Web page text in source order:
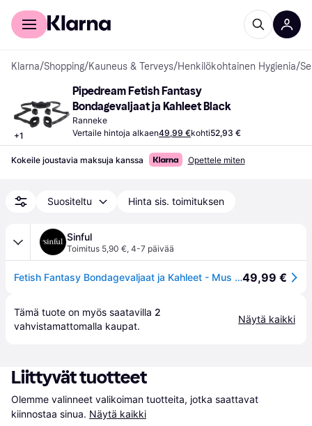
Kuluttajille
Klarna/Shopping/Kauneus & Terveys/Henkilökohtainen Hygienia/
+1
Pipedream Fetish Fantasy
Bondagevaljaat ja Kahleet Black
Ranneke
Vertaile hintoja alkaen49,99 €kohti52,93 €
Kokeile joustavia maksuja kanssa Opettele miten
Suositeltu Hinta sis. toimituksen
Sinful
Toimitus 5,90 €, 4-7 päivää
Fetish Fantasy Bondagevaljaat ja Kahleet - Mus ta49,99 €
Tämä tuote on myös saatavilla 2
vahvistamattomalla kaupat.
Näytä kaikki
Liittyvät tuotteet
Olemme valinneet valikoiman tuotteita, jotka saattavat
kiinnostaa sinua. Näytä kaikki